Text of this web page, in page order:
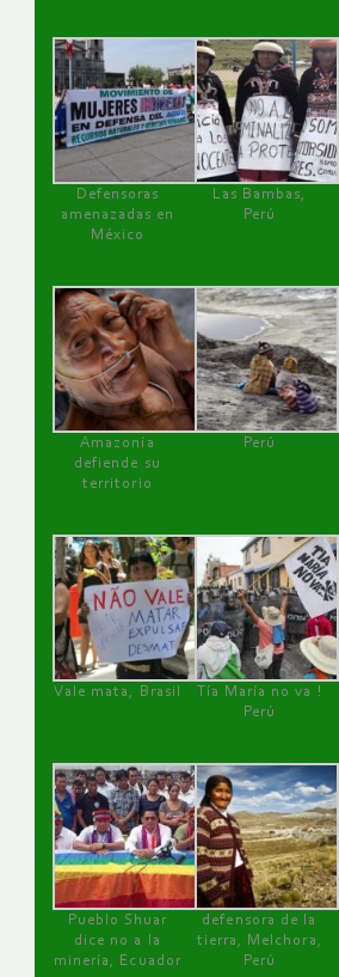
Defensoras
amenazadas en
México
Las Bambas,
Perú
Amazonía
defiende su
territorio
Perú
Vale mata, Brasil
Tía María no va !
Perú
Pueblo Shuar
dice no a la
minería, Ecuador
defensora de la
tierra, Melchora,
Perú